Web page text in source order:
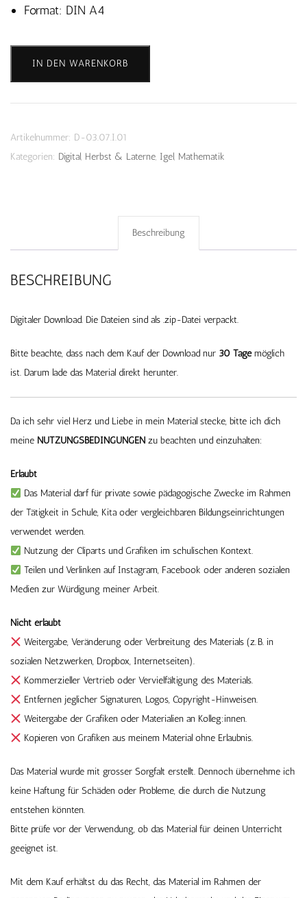
Format: DIN A4
Igel
Klammerkarten
Reihenfolgen
-
Menge
IN DEN WARENKORB
Artikelnummer: D-03.07.I.01
Kategorien: Digital, Herbst & Laterne, Igel, Mathematik
Beschreibung
BESCHREIBUNG
Digitaler Download. Die Dateien sind als .zip-Datei verpackt.
Bitte beachte, dass nach dem Kauf der Download nur 30 Tagemöglich
ist. Darum lade das Material direkt herunter.
Da ich sehr viel Herz und Liebe in mein Material stecke, bitte ich dich
meine NUTZUNGSBEDINGUNGEN zu beachten und einzuhalten:
Erlaubt
Das Material darf für private sowie pädagogische Zwecke im Rahmen
der Tätigkeit in Schule, Kita oder vergleichbaren Bildungseinrichtungen
verwendet werden.
Nutzung der Cliparts und Grafiken im schulischen Kontext.
Teilen und Verlinken auf Instagram, Facebook oder anderen sozialen
Medien zur Würdigung meiner Arbeit.
Nicht erlaubt
Weitergabe, Veränderung oder Verbreitung des Materials (z. B. in
sozialen Netzwerken, Dropbox, Internetseiten).
Kommerzieller Vertrieb oder Vervielfältigung des Materials.
Entfernen jeglicher Signaturen, Logos, Copyright-Hinweisen.
Weitergabe der Grafiken oder Materialien an Kolleg:innen.
Kopieren von Grafiken aus meinem Material ohne Erlaubnis.
Das Material wurde mit grosser Sorgfalt erstellt. Dennoch übernehme ich
keine Haftung für Schäden oder Probleme, die durch die Nutzung
entstehen könnten.
Bitte prüfe vor der Verwendung, ob das Material für deinen Unterricht
geeignet ist.
Mit dem Kauf erhältst du das Recht, das Material im Rahmen der